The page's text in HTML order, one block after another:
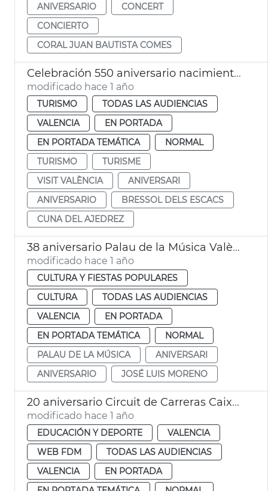
ANIVERSARIO
CONCERT
CONCIERTO
CORAL JUAN BAUTISTA COMES
Celebración 550 aniversario nacimiento del Ajedrez
modificado hace 1 año
TURISMO
TODAS LAS AUDIENCIAS
VALENCIA
EN PORTADA
EN PORTADA TEMÁTICA
NORMAL
TURISMO
TURISME
VISIT VALÈNCIA
ANIVERSARI
ANIVERSARIO
BRESSOL DELS ESCACS
CUNA DEL AJEDREZ
38 aniversario Palau de la Música València
modificado hace 1 año
CULTURA Y FIESTAS POPULARES
CULTURA
TODAS LAS AUDIENCIAS
VALENCIA
EN PORTADA
EN PORTADA TEMÁTICA
NORMAL
PALAU DE LA MÚSICA
ANIVERSARI
ANIVERSARIO
JOSÉ LUIS MORENO
20 aniversario Circuit de Carreras Caixa Popular de València
modificado hace 1 año
EDUCACIÓN Y DEPORTE
VALENCIA
WEB FDM
TODAS LAS AUDIENCIAS
VALENCIA
EN PORTADA